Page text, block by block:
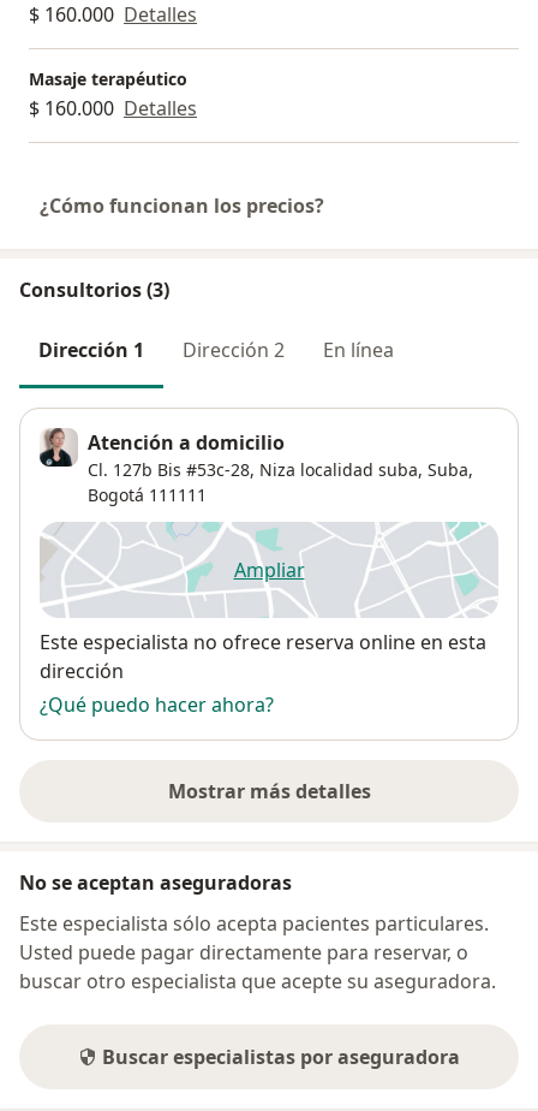
$ 160.000 Detalles
Masaje terapéutico
$ 160.000 Detalles
¿Cómo funcionan los precios?
Consultorios (3)
Dirección 1 Dirección 2 En línea
Atención a domicilio
Cl. 127b Bis #53c-28, Niza localidad suba, Suba,
Bogotá 111111
Ampliarse abre en una nueva
Disponibilidad
Este especialista no ofrece reserva online en esta
dirección
¿Qué puedo hacer ahora?
Mostrar más detalles
sobre la dirección
No se aceptan aseguradoras
Este especialista sólo acepta pacientes particulares.
Usted puede pagar directamente para reservar, o
buscar otro especialista que acepte su aseguradora.
Buscar especialistas por aseguradora